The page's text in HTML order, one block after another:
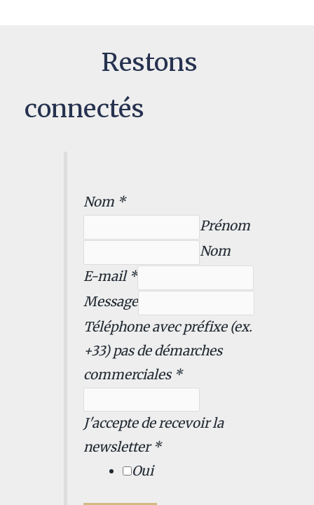
Restons
connectés
p
f
i
x
e
+
3
3
)
Nom *
Prénom
Nom
E-mail *
Message
Téléphone avec préfixe (ex.
+33) pas de démarches
commerciales *
J'accepte de recevoir la
newsletter*
Oui